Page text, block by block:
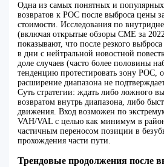
Одна из самых понятных и
возвратов к POC после выброса цены
стоимости. Исследования по
(включая открытые обзоры CME за
показывают, что после резкого
в дни с нейтральной новостной
доле случаев (часто более половины
тенденцию протестировать зону POC,
расширение диапазона не
Суть стратегии: ждать либо ложного
возвратом внутрь диапазона, либо
движения. Вход возможен по
VAH/VAL с целью как минимум в
частичным переносом позиции в
прохождения части пути.
Трендовые продолжения после